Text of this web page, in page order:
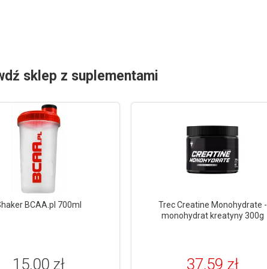
sklep z suplementami
BCAA.pl 700ml
15,00 zł
Trec Creatine Monohydrate -
monohydrat kreatyny 300g
37,59 zł